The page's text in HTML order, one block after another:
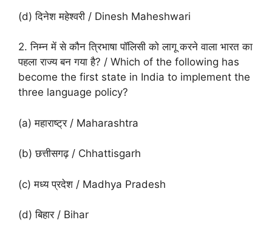
(d) दिनेश महेश्वरी / Dinesh Maheshwari
2. निम्न में से कौन त्रिभाषा पॉलिसी को लागू करने वाला भारत का
पहला राज्य बन गया है? / Which of the following has
become the first state in India to implement the
three language policy?
(a) महाराष्ट्र / Maharashtra
(b) छत्तीसगढ़ / Chhattisgarh
(c) मध्य प्रदेश / Madhya Pradesh
(d) बिहार / Bihar